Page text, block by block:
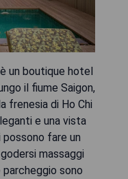
un boutique hotel
il fiume Saigon,
frenesia di Ho Chi
e una vista
possono fare un
massaggi
parcheggio sono